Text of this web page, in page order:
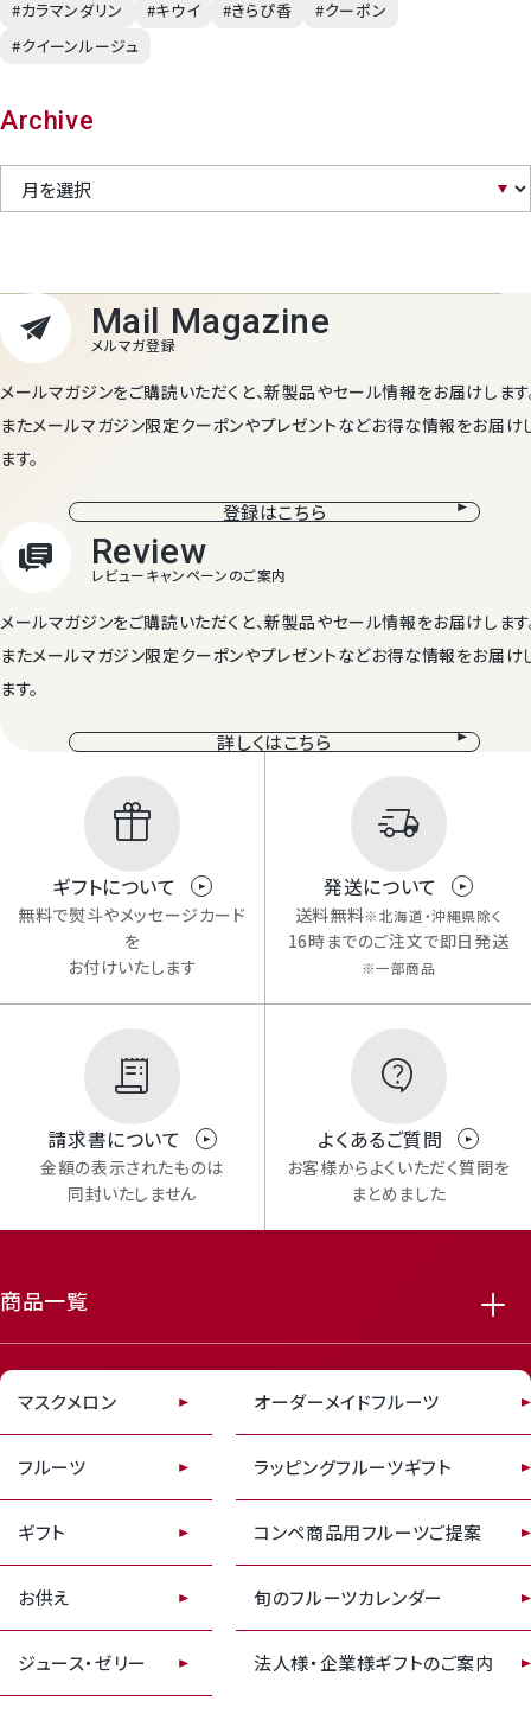
#カラマンダリン #キウイ #きらぴ香
#クーポン
#クイーンルージュ
Archive
Mail Magazine
メルマガ登録
メールマガジンをご購読いただくと、新製品やセール情報をお届けします
またメールマガジン限定クーポンやプレゼントなどお得な情報をお届け
ます。
登録はこちら
Review
メールマガジンをご購読いただくと、新製品やセール情報をお届けします
またメールマガジン限定クーポンやプレゼントなどお得な情報をお届け
ます。
詳しくはこちら
featured_seasonal_and_gifts
ギフトについて
無料で熨斗やメッセージカード
を
お付けいたします
delivery_truck_speed
発送について
送料無料※北海道・沖縄県除く
16時までのご注文で即日発送
※一部商品
receipt_long
請求書について
金額の表示されたものは
同封いたしません
contact_support
よくあるご質問
お客様からよくいただく質問を
まとめました
商品一覧
マスクメロン
フルーツ
ギフト
お供え
ジュース・ゼリー
オーダーメイドフルーツ
ラッピングフルーツギフト
コンペ商品用フルーツご提案
旬のフルーツカレンダー
法人様・企業様ギフトのご案内